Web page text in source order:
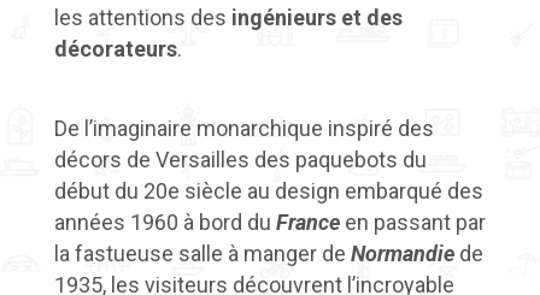
les attentions des ingénieurs et des
décorateurs.
De l’imaginaire monarchique inspiré des
décors de Versailles des paquebots du
début du 20e siècle au design embarqué des
années 1960 à bord du France en passant par
la fastueuse salle à manger de Normandie de
1935, les visiteurs découvrent l’incroyable